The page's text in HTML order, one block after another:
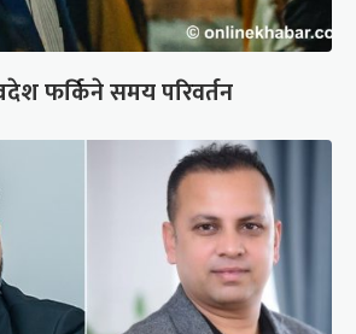
फर्किने समय परिवर्तन